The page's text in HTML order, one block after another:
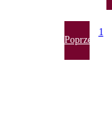
Poprzednia
1